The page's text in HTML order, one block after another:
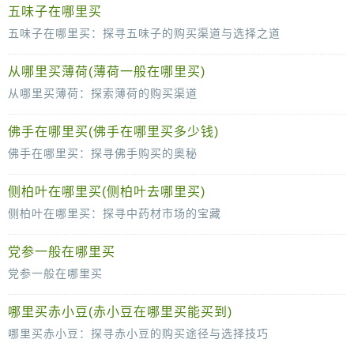
五味子在哪里买
五味子在哪里买：探寻五味子的购买渠道与选择之道
从哪里买薄荷(薄荷一般在哪里买)
从哪里买薄荷：探索薄荷的购买渠道
佛手在哪里买(佛手在哪里买多少钱)
佛手在哪里买：探寻佛手购买的奥秘
侧柏叶在哪里买(侧柏叶去哪里买)
侧柏叶在哪里买：探寻中药材市场的宝藏
党参一般在哪里买
党参一般在哪里买
哪里买赤小豆(赤小豆在哪里买能买到)
哪里买赤小豆：探寻赤小豆的购买途径与选择技巧